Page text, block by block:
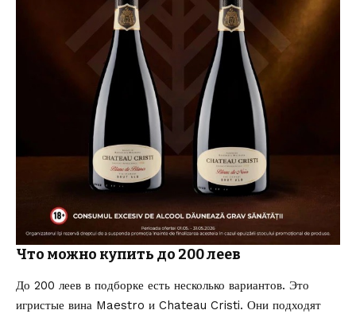
Что можно купить до 200 леев
До 200 леев в подборке есть несколько вариантов. Это
игристые вина Maestro и Chateau Cristi. Они подходят